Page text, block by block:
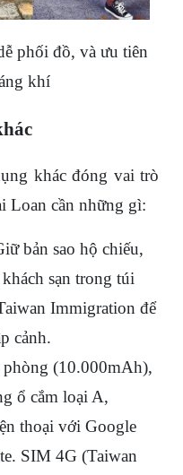
phối đồ, và ưu tiên
khí
khác đóng vai trò
Loan cần những gì:
bản sao hộ chiếu,
sạn trong túi
Immigration để
cảnh.
phòng (10.000mAh),
ổ cắm loại A,
thoại với Google
SIM 4G (Taiwan